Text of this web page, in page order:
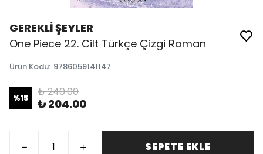
GEREKLİ ŞEYLER
One Piece 22. Cilt Türkçe Çizgi Roman
Ürün Kodu: 9786059141147
%15 ₺ 240.00
₺ 204.00
SEPETE EKLE